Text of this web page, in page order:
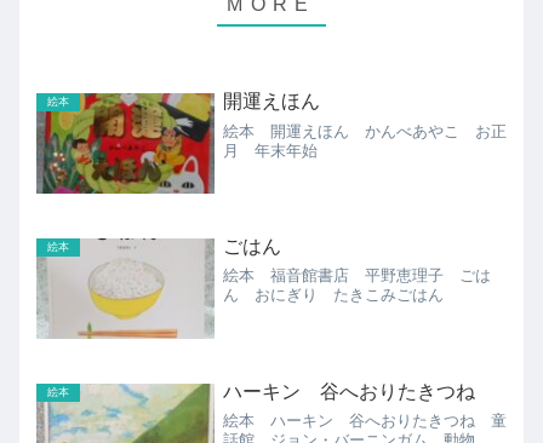
絵本 開運えほん
絵本 開運えほん かんべあやこ お正
月 年末年始
絵本 ごはん
絵本 福音館書店 平野恵理子 ごは
ん おにぎり たきこみごはん
絵本 ハーキン 谷へおりたきつね
絵本 ハーキン 谷へおりたきつね 童